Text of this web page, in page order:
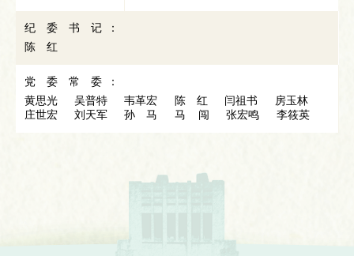
纪 委 书 记 ：
陈 红
党 委 常 委 ：
黄思光
吴普特 韦革宏 陈 红 闫祖书
房玉林
庄世宏
刘天军 孙 马 马 闯 张宏鸣 李筱英